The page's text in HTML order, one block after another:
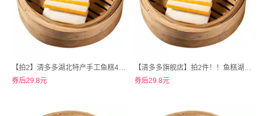
【拍2】清多多湖北特产手工鱼糕421g*2
券后29.8元
【清多多旗舰店】拍2件！！鱼糕湖北荆州特产421g*2包
券后29.8元